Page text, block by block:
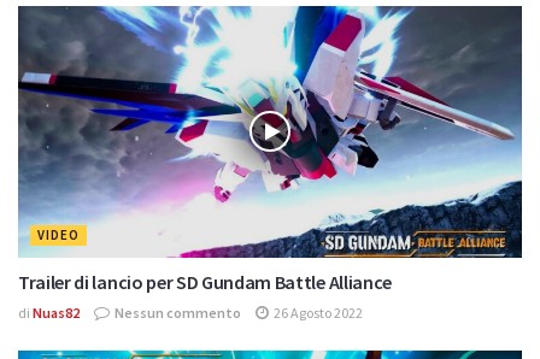
VIDEO
Trailer di lancio per SD Gundam Battle Alliance
di Nuas82 Nessun commento 26 Agosto 2022